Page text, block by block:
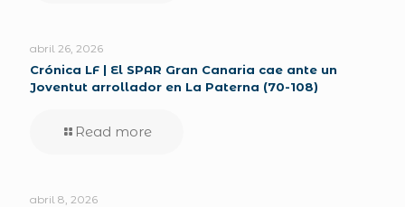
abril 26, 2026
Crónica LF | El SPAR Gran Canaria cae ante un
Joventut arrollador en La Paterna (70-108)
Read more
abril 8, 2026